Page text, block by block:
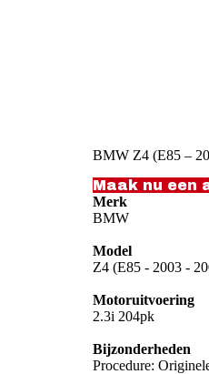
BMW Z4 (E85 –
Maak nu een
Merk
BMW
Model
Z4 (E85 - 2003 -
Motoruitvoering
2.3i 204pk
Bijzonderheden
Procedure: